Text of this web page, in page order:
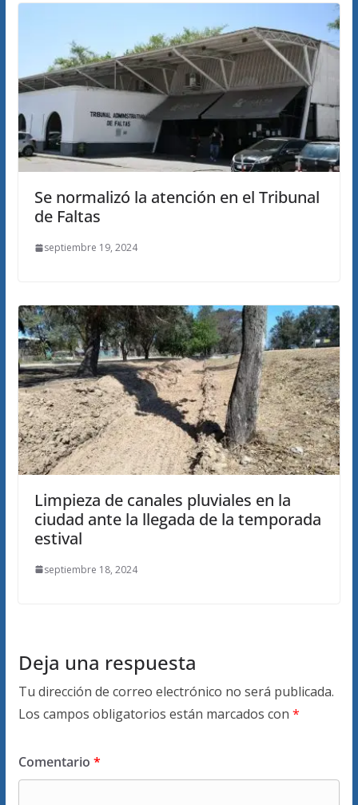
Se normalizó la atención en el Tribunal
de Faltas
septiembre 19, 2024
Limpieza de canales pluviales en la
ciudad ante la llegada de la temporada
estival
septiembre 18, 2024
Deja una respuesta
Tu dirección de correo electrónico no será publicada.
Los campos obligatorios están marcados con *
Comentario *